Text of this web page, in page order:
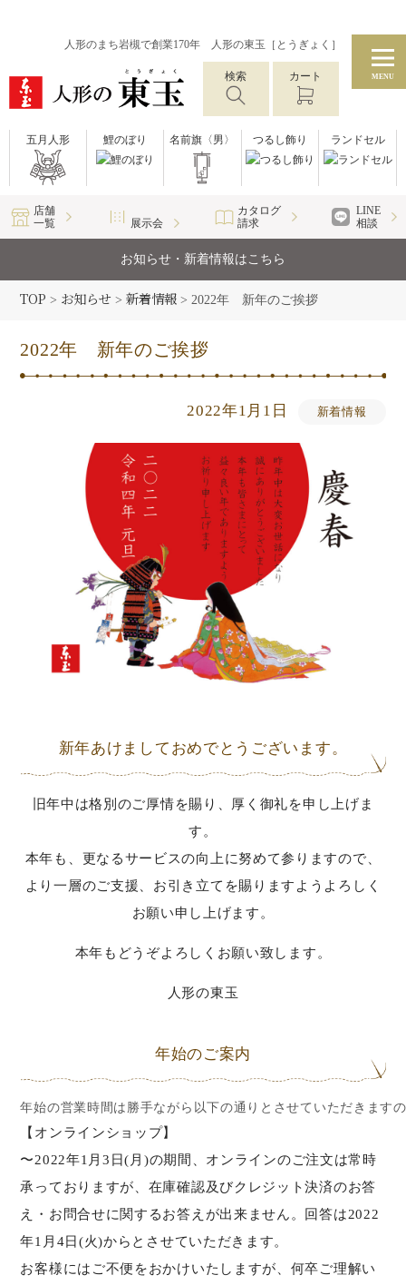
人形のまち岩槻で創業170年 人形の東玉［とうぎょく］
検索 カート MENU
五月人形 鯉のぼり 名前旗〈男〉 つるし飾り ランドセル
店舗
一覧
展示会
カタログ
請求
LINE
相談
お知らせ・新着情報はこちら
TOP > お知らせ >新着情報 >2022年 新年のご挨拶
2022年 新年のご挨拶
2022年1月1日 新着情報
新年あけましておめでとうございます。
旧年中は格別のご厚情を賜り、厚く御礼を申し上げま
す。
本年も、更なるサービスの向上に努めて参りますので、
より一層のご支援、お引き立てを賜りますようよろしく
お願い申し上げます。
本年もどうぞよろしくお願い致します。
人形の東玉
年始のご案内
年始の営業時間は勝手ながら以下の通りとさせていただきます
【オンラインショップ】
〜2022年1月3日(月)の期間、オンラインのご注文は常時
承っておりますが、在庫確認及びクレジット決済のお答
え・お問合せに関するお答えが出来ません。回答は2022
年1月4日(火)からとさせていただきます。
お客様にはご不便をおかけいたしますが、何卒ご理解い